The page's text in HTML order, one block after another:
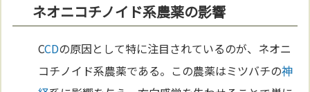
ネオニコチノイド系農薬の影響
CCDの原因として特に注目されているのが、ネオニ
コチノイド系農薬である。この農薬はミツバチの神